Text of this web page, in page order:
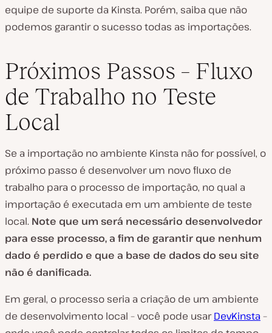
equipe de suporte da Kinsta. Porém, saiba que não
podemos garantir o sucesso todas as importações.
Próximos Passos – Fluxo
de Trabalho no Teste
Local
Se a importação no ambiente Kinsta não for possível, o
próximo passo é desenvolver um novo fluxo de
trabalho para o processo de importação, no qual a
importação é executada em um ambiente de teste
local. Note que um será necessário desenvolvedor
para esse processo, a fim de garantir que nenhum
dado é perdido e que a base de dados do seu site
não é danificada.
Em geral, o processo seria a criação de um ambiente
de desenvolvimento local – você pode usarDevKinsta–